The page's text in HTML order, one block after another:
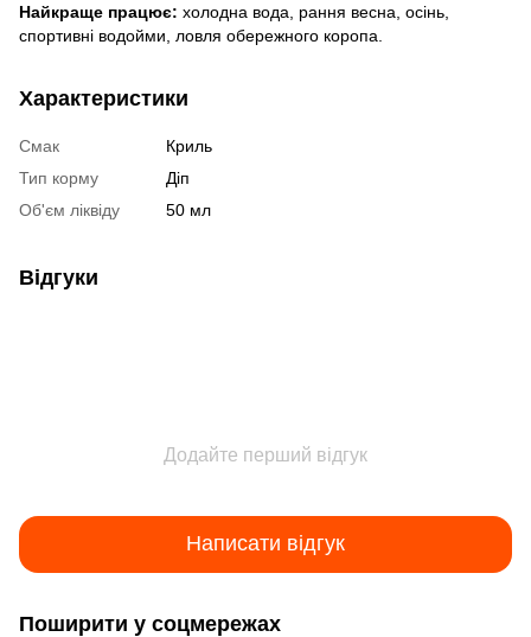
Найкраще працює: холодна вода, рання весна, осінь,
спортивні водойми, ловля обережного коропа.
Характеристики
Смак
Криль
Тип корму
Діп
Об'єм ліквіду
50 мл
Відгуки
Додайте перший відгук
Написати відгук
Поширити у соцмережах